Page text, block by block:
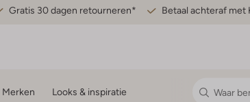
Gratis 30 dagen retourneren* Betaal achteraf met
Merken Looks & inspiratie